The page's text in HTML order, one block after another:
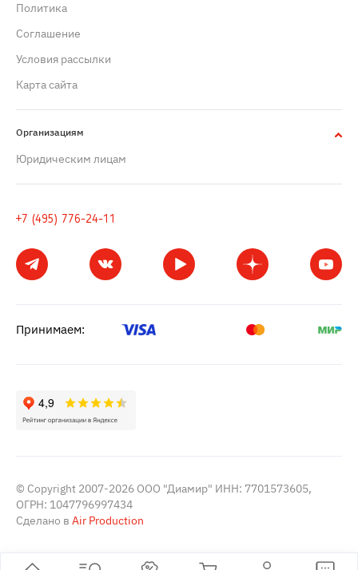
Политика
Cоглашение
Условия рассылки
Карта сайта
Организациям
Юридическим лицам
+7 (495) 776-24-11
Принимаем:
© Copyright 2007-2026 ООО "Диамир" ИНН: 7701573605,
ОГРН: 1047796997434
Сделано в Air Production